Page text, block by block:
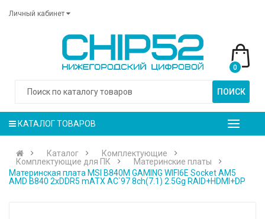
Личный кабинет
ПОИСК
0
КАТАЛОГ ТОВАРОВ
Каталог
Комплектующие
Комплектующие для ПК
Материнские платы
Материнская плата MSI B840M GAMING WIFI6E Socket AM5
AMD B840 2xDDR5 mATX AC`97 8ch(7.1) 2.5Gg RAID+HDMI+DP